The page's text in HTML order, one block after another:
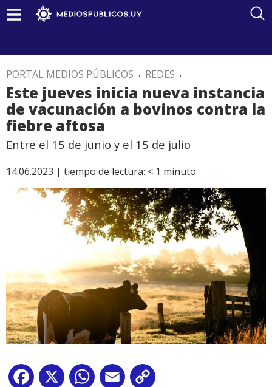
PORTAL MEDIOS PÚBLICOS . REDES .
Este jueves inicia nueva instancia
de vacunación a bovinos contra la
fiebre aftosa
Entre el 15 de junio y el 15 de julio
14.06.2023 | tiempo de lectura: < 1 minuto
Facebook
X WhatsApp
Email